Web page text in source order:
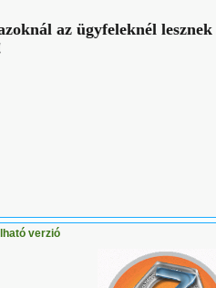
az ügyfeleknél
verzió